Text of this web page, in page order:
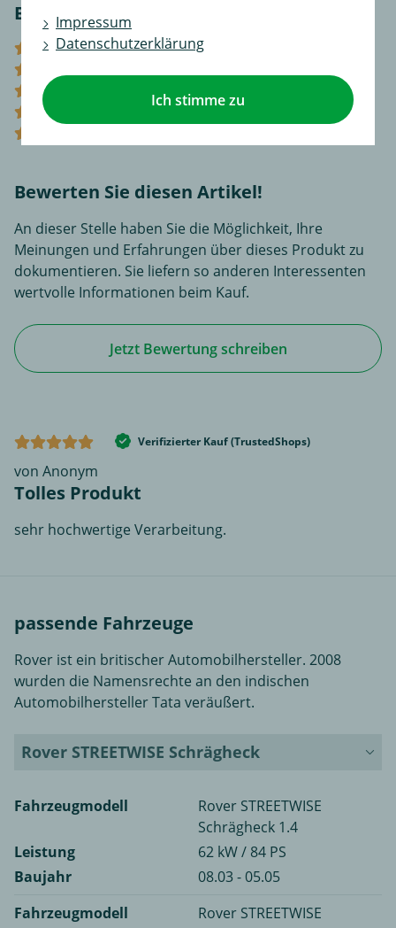
Bewertungen
(0)
Bewerten Sie diesen Artikel!
An dieser Stelle haben Sie die Möglichkeit, Ihre
Meinungen und Erfahrungen über dieses Produkt zu
dokumentieren. Sie liefern so anderen Interessenten
wertvolle Informationen beim Kauf.
Jetzt Bewertung schreiben
Verifizierter Kauf (TrustedShops)
von Anonym
Tolles Produkt
sehr hochwertige Verarbeitung.
passende Fahrzeuge
Rover ist ein britischer Automobilhersteller. 2008
wurden die Namensrechte an den indischen
Automobilhersteller Tata veräußert.
Rover STREETWISE Schrägheck
Fahrzeugmodell
Rover STREETWISE
Schrägheck 1.4
Leistung
62 kW / 84 PS
Baujahr
08.03 - 05.05
Fahrzeugmodell
Rover STREETWISE
Impressum
Datenschutzerklärung
Ich stimme zu